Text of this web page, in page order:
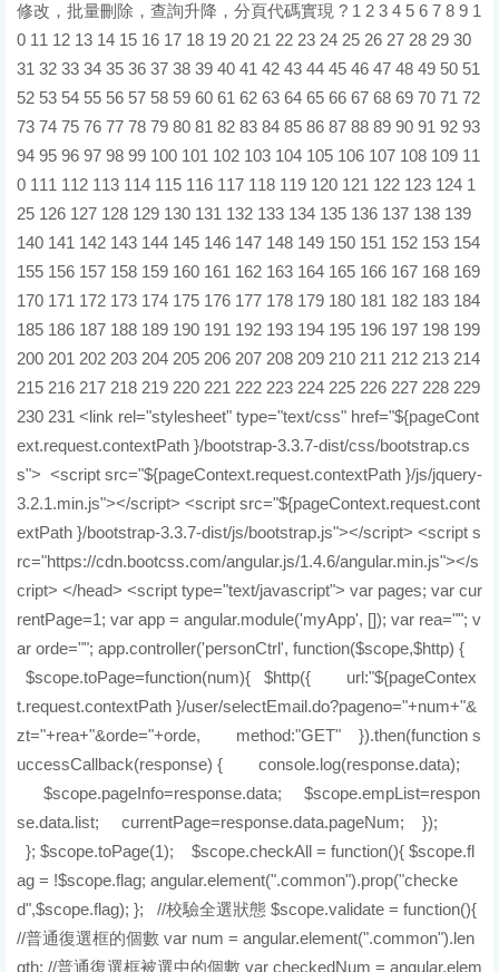
修改，批量刪除，查詢升降，分頁代碼實現 ? 1 2 3 4 5 6 7 8 9 10 11 12 13 14 15 16 17 18 19 20 21 22 23 24 25 26 27 28 29 30 31 32 33 34 35 36 37 38 39 40 41 42 43 44 45 46 47 48 49 50 51 52 53 54 55 56 57 58 59 60 61 62 63 64 65 66 67 68 69 70 71 72 73 74 75 76 77 78 79 80 81 82 83 84 85 86 87 88 89 90 91 92 93 94 95 96 97 98 99 100 101 102 103 104 105 106 107 108 109 110 111 112 113 114 115 116 117 118 119 120 121 122 123 124 125 126 127 128 129 130 131 132 133 134 135 136 137 138 139 140 141 142 143 144 145 146 147 148 149 150 151 152 153 154 155 156 157 158 159 160 161 162 163 164 165 166 167 168 169 170 171 172 173 174 175 176 177 178 179 180 181 182 183 184 185 186 187 188 189 190 191 192 193 194 195 196 197 198 199 200 201 202 203 204 205 206 207 208 209 210 211 212 213 214 215 216 217 218 219 220 221 222 223 224 225 226 227 228 229 230 231 <link rel="stylesheet" type="text/css" href="${pageContext.request.contextPath }/bootstrap-3.3.7-dist/css/bootstrap.css"> <script src="${pageContext.request.contextPath }/js/jquery-3.2.1.min.js"></script> <script src="${pageContext.request.contextPath }/bootstrap-3.3.7-dist/js/bootstrap.js"></script> <script src="https://cdn.bootcss.com/angular.js/1.4.6/angular.min.js"></script> </head> <script type="text/javascript"> var pages; var currentPage=1; var app = angular.module('myApp', []); var rea=""; var orde=""; app.controller('personCtrl', function($scope,$http) { $scope.toPage=function(num){ $http({ url:"${pageContext.request.contextPath }/user/selectEmail.do?pageno="+num+"&zt="+rea+"&orde="+orde, method:"GET" }).then(function successCallback(response) { console.log(response.data); $scope.pageInfo=response.data; $scope.empList=response.data.list; currentPage=response.data.pageNum; }); }; $scope.toPage(1); $scope.checkAll = function(){ $scope.flag = !$scope.flag; angular.element(".common").prop("checked",$scope.flag); }; //校驗全選狀態 $scope.validate = function(){ //普通復選框的個數 var num = angular.element(".common").length; //普通復選框被選中的個數 var checkedNum = angular.element(".common:checked") .length; //通過判斷復選框的個數是否與被選中的個數一致來決定全選框的狀態 $scope.flag = (num == checkedNum); }; $scope.shanchu=function(){ angular.element("#myModal").modal('show'); }; $scope.deleteqb=function(){ var ids=""; var comArr=angular.element(".common:checked"); for(var i=0;i<comArr.length;i++){ var eid=$(comArr[i]).val(); if(i==0){ ids+=eid; }else{ ids+=","+eid; } } $http({ url:"${pageContext.request.contextPath }/user/deleteEmail.do?ids="+ids, method:"GET" }).then(function successCallback(response) { angular.element("#myModal").modal("hide"); //跳轉到當前頁 $scope.toPage(currentPage); }); }; $scope.xiugai=function(){ angular.element("#dumodal").modal('show'); }; $scope.du=function(){ var ids=""; var comArr=angular.element(".common:checked"); for(var i=0;i<comArr.length;i++){ var eid=$(comArr[i]).val(); if(i==0){ ids+=eid; }else{ ids+=","+eid; } } alert(ids); $http({ url:"${pageContext.request.contextPath }/user/duEmail.do?ids="+ids, method:"GET" }).then(function successCallback(response) { angular.element("#dumodal").modal("hide"); //跳轉到當前頁 $scope.toPage(currentPage); }); }; $scope.read=function(){ rea=angular.element("#rea").val(); if(rea==2){ rea="" } $scope.toPage(currentPage); }; $scope.sheng=function(){ orde="asc"; $scope.toPage(currentPage); }; $scope.jiang=function(){ orde="desc"; $scope.toPage(currentPage); }; }); </script> <body ng-app="myApp" ng-controller="personCtrl" class="container"> <h1 align="center">我的郵箱頁面</h1> <select class="form-control" onchange="angular.element(this).scope().read()" id="rea"> <option value="2">全部</option> <option value="0">已讀郵件</option> <option value="1">未讀郵件</option> </select> <br><br><br><br><br> <table class="table"> <tr><td><span class="glyphicon glyphicon-user" aria-hidden="true"></span></td> <td><button type="button" class="btn btn-success" ng-click="xiugai()">批量設為已讀</button></td> <td><button type="button" class="btn btn-danger" ng-click="shanchu()">批量刪除</button></td> <td><button type="button" class="btn btn-primary" ng-click="sheng()">按時間升序排列</button></td> <td><button type="button" class="btn btn-info" ng-click="jiang()">按時間降序排列